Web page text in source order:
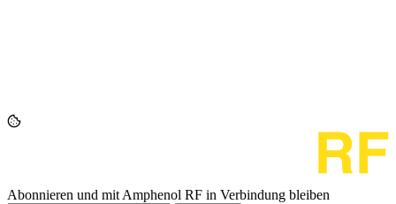
Abonnieren und mit Amphenol RF in Verbindung bleiben